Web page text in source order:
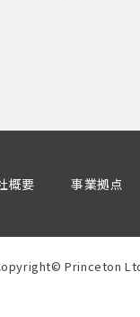
概要 事業拠点
Princeton